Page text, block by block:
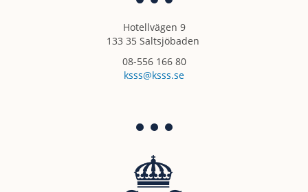
Hotellvägen 9
133 35 Saltsjöbaden
08-556 166 80
ksss@ksss.se